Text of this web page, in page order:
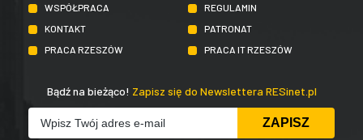
WSPÓŁPRACA
REGULAMIN
KONTAKT
PATRONAT
PRACA RZESZÓW
PRACA IT RZESZÓW
Bądź na bieżąco! Zapisz się do Newslettera RESinet.pl